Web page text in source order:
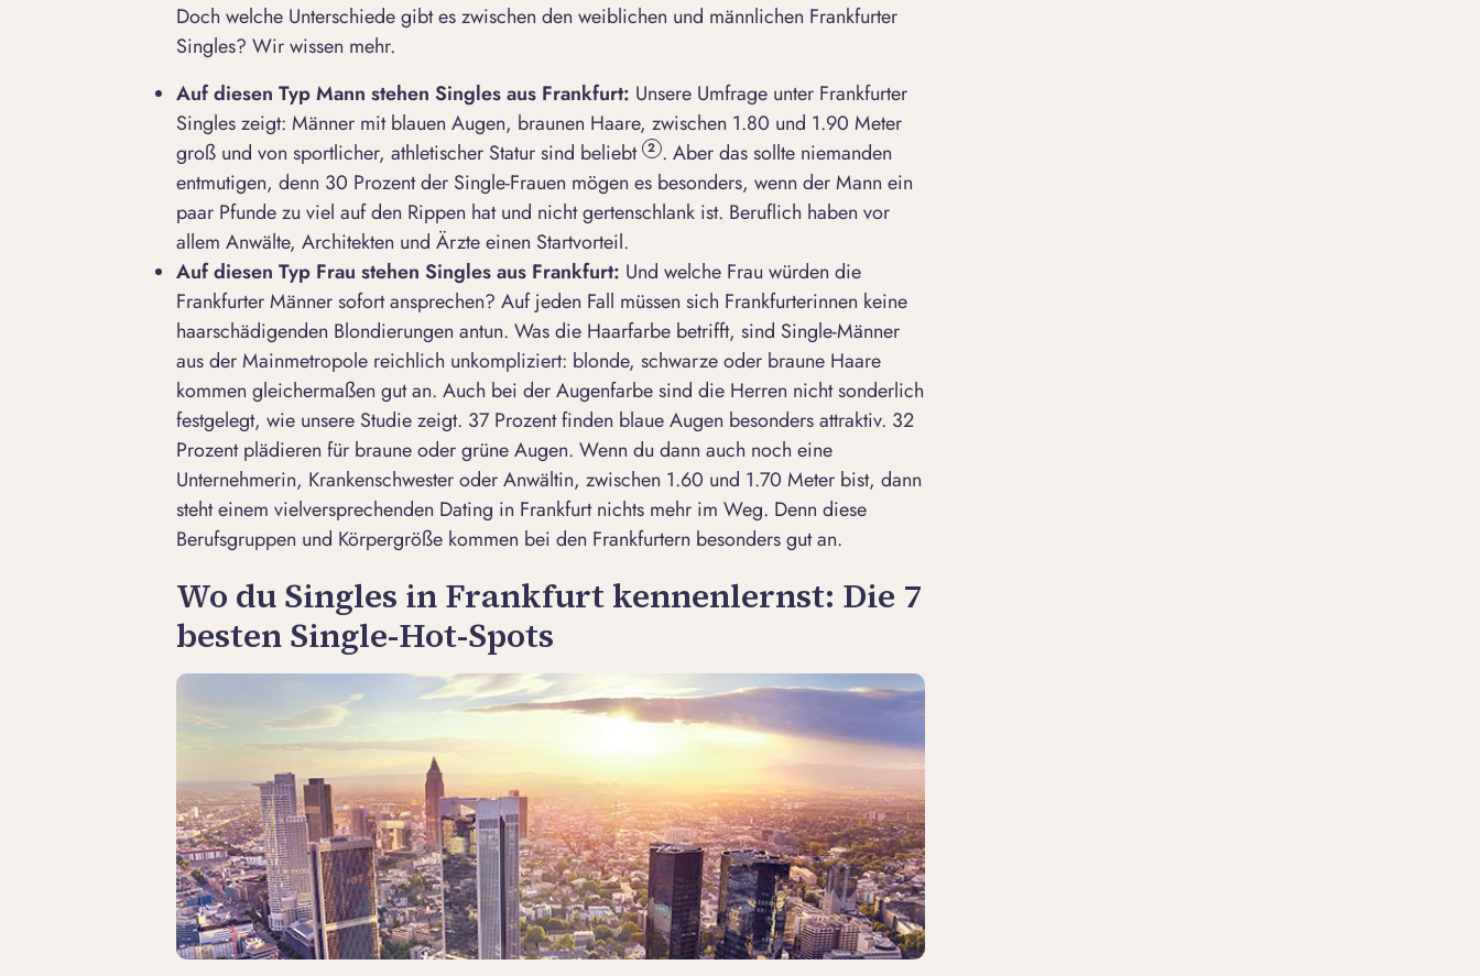
Doch welche Unterschiede gibt es zwischen den weiblichen und männlichen Frankfurter
Singles? Wir wissen mehr.
Auf diesen Typ Mann stehen Singles aus Frankfurt: Unsere Umfrage unter Frankfurter
Singles zeigt: Männer mit blauen Augen, braunen Haare, zwischen 1.80 und 1.90 Meter
groß und von sportlicher, athletischer Statur sind beliebt
2 . Aber das sollte niemanden
entmutigen, denn 30 Prozent der Single-Frauen mögen es besonders, wenn der Mann ein
paar Pfunde zu viel auf den Rippen hat und nicht gertenschlank ist. Beruflich haben vor
allem Anwälte, Architekten und Ärzte einen Startvorteil.
Auf diesen Typ Frau stehen Singles aus Frankfurt: Und welche Frau würden die
FrankfurterMänner sofort ansprechen? Auf jeden Fall müssen sich Frankfurterinnen keine
haarschädigenden Blondierungen antun. Was die Haarfarbe betrifft, sind Single-Männer
aus der Mainmetropole reichlich unkompliziert: blonde, schwarze oder braune Haare
kommen gleichermaßen gut an. Auch bei der Augenfarbe sind die Herren nicht sonderlich
festgelegt, wie unsere Studie zeigt. 37 Prozent finden blaue Augen besonders attraktiv. 32
Prozent plädieren für braune oder grüne Augen. Wenn du dann auch noch eine
Unternehmerin, Krankenschwester oder Anwältin, zwischen 1.60 und 1.70 Meter bist, dann
steht einem vielversprechenden Dating in Frankfurt nichts mehr im Weg. Denn diese
Berufsgruppen und Körpergröße kommen bei den Frankfurtern besonders gut an.
Wo du Singles in Frankfurt kennenlernst: Die 7
besten Single-Hot-Spots